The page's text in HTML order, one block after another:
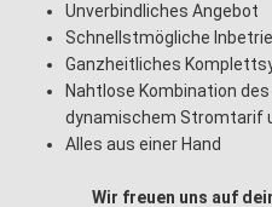
Unverbindliches Angebot
Schnellstmögliche
Ganzheitliches
Nahtlose Kombination
dynamischem Stromtarif
Alles aus einer Hand
Wir freuen uns auf